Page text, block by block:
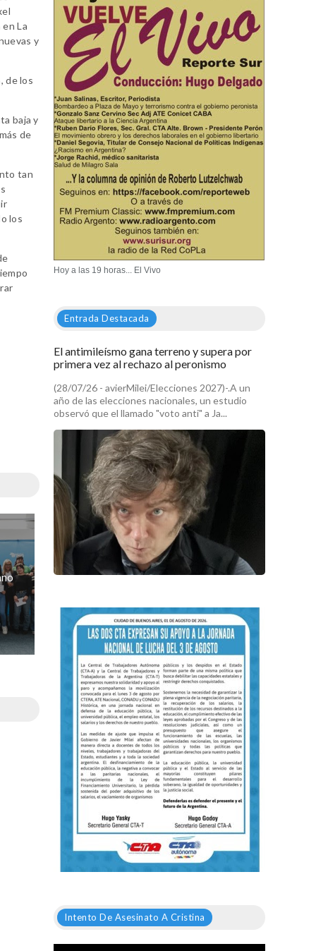
La
y
de los
baja y
de
tan
los
Hoy a las 19 horas... El Vivo
Entrada Destacada
El antimileísmo gana terreno y supera por
primera vez al rechazo al peronismo
(28/07/26 - avierMilei/Elecciones 2027)-.A un
año de las elecciones nacionales, un estudio
observó que el llamado "voto anti" a Ja...
Intento De Asesinato A Cristina